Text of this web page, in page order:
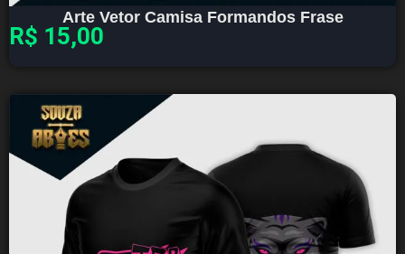
Arte Vetor Camisa Formandos Frase
R$ 15,00